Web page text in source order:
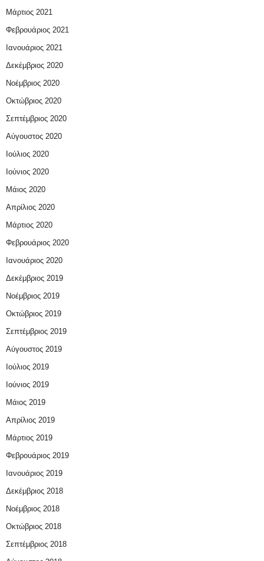
Μάρτιος 2021
Φεβρουάριος 2021
Ιανουάριος 2021
Δεκέμβριος 2020
Νοέμβριος 2020
Οκτώβριος 2020
Σεπτέμβριος 2020
Αύγουστος 2020
Ιούλιος 2020
Ιούνιος 2020
Μάιος 2020
Απρίλιος 2020
Μάρτιος 2020
Φεβρουάριος 2020
Ιανουάριος 2020
Δεκέμβριος 2019
Νοέμβριος 2019
Οκτώβριος 2019
Σεπτέμβριος 2019
Αύγουστος 2019
Ιούλιος 2019
Ιούνιος 2019
Μάιος 2019
Απρίλιος 2019
Μάρτιος 2019
Φεβρουάριος 2019
Ιανουάριος 2019
Δεκέμβριος 2018
Νοέμβριος 2018
Οκτώβριος 2018
Σεπτέμβριος 2018